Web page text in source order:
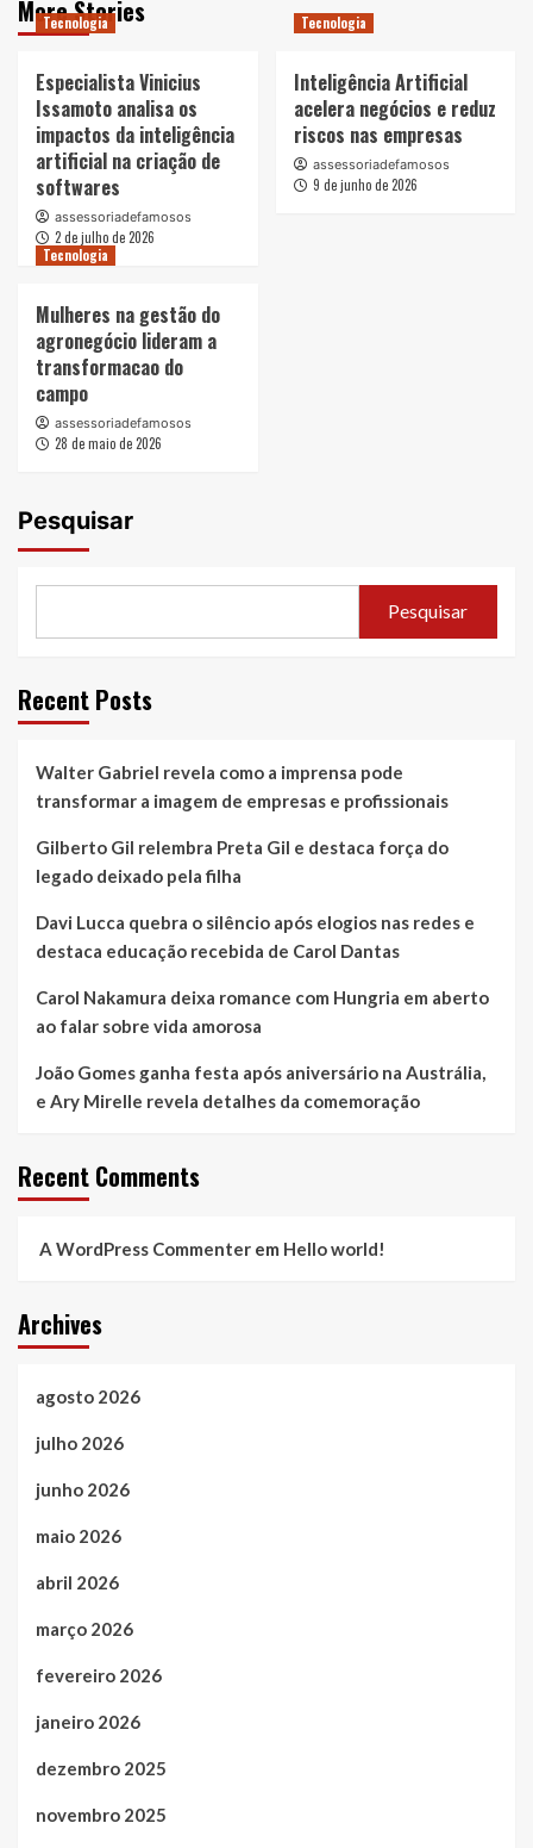
More Stories
Tecnologia
Especialista Vinicius
Issamoto analisa os
impactos da inteligência
artificial na criação de
softwares
assessoriadefamosos
2 de julho de 2026
Tecnologia
Inteligência Artificial
acelera negócios e reduz
riscos nas empresas
assessoriadefamosos
9 de junho de 2026
Tecnologia
Mulheres na gestão do
agronegócio lideram a
transformacao do
campo
assessoriadefamosos
28 de maio de 2026
Pesquisar
Pesquisar
Recent Posts
Walter Gabriel revela como a imprensa pode
transformar a imagem de empresas e profissionais
Gilberto Gil relembra Preta Gil e destaca força do
legado deixado pela filha
Davi Lucca quebra o silêncio após elogios nas redes e
destaca educação recebida de Carol Dantas
Carol Nakamura deixa romance com Hungria em aberto
ao falar sobre vida amorosa
João Gomes ganha festa após aniversário na Austrália,
e Ary Mirelle revela detalhes da comemoração
Recent Comments
A WordPress Commenter em Hello world!
Archives
agosto 2026
julho 2026
junho 2026
maio 2026
abril 2026
março 2026
fevereiro 2026
janeiro 2026
dezembro 2025
novembro 2025